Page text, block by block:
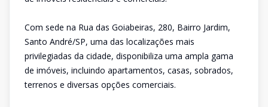
Com sede na Rua das Goiabeiras, 280, Bairro Jardim,
Santo André/SP, uma das localizações mais
privilegiadas da cidade, disponibiliza uma ampla gama
de imóveis, incluindo apartamentos, casas, sobrados,
terrenos e diversas opções comerciais.